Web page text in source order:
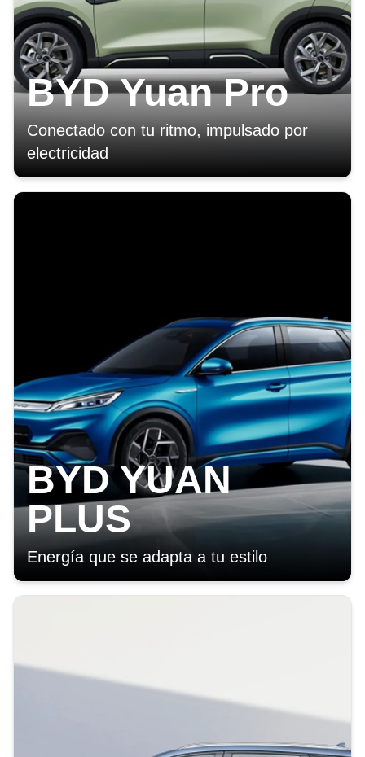
BYD Yuan Pro
Conectado con tu ritmo, impulsado por
electricidad
BYD YUAN
PLUS
Energía que se adapta a tu estilo